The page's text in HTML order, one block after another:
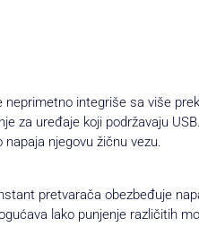
neprimetno integriše sa više
za uređaje koji podržavaju
njegovu žičnu vezu.
pretvarača obezbeđuje
lako punjenje različitih